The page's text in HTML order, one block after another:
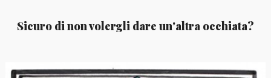
Sicuro di non volergli dare un'altra occhiata?